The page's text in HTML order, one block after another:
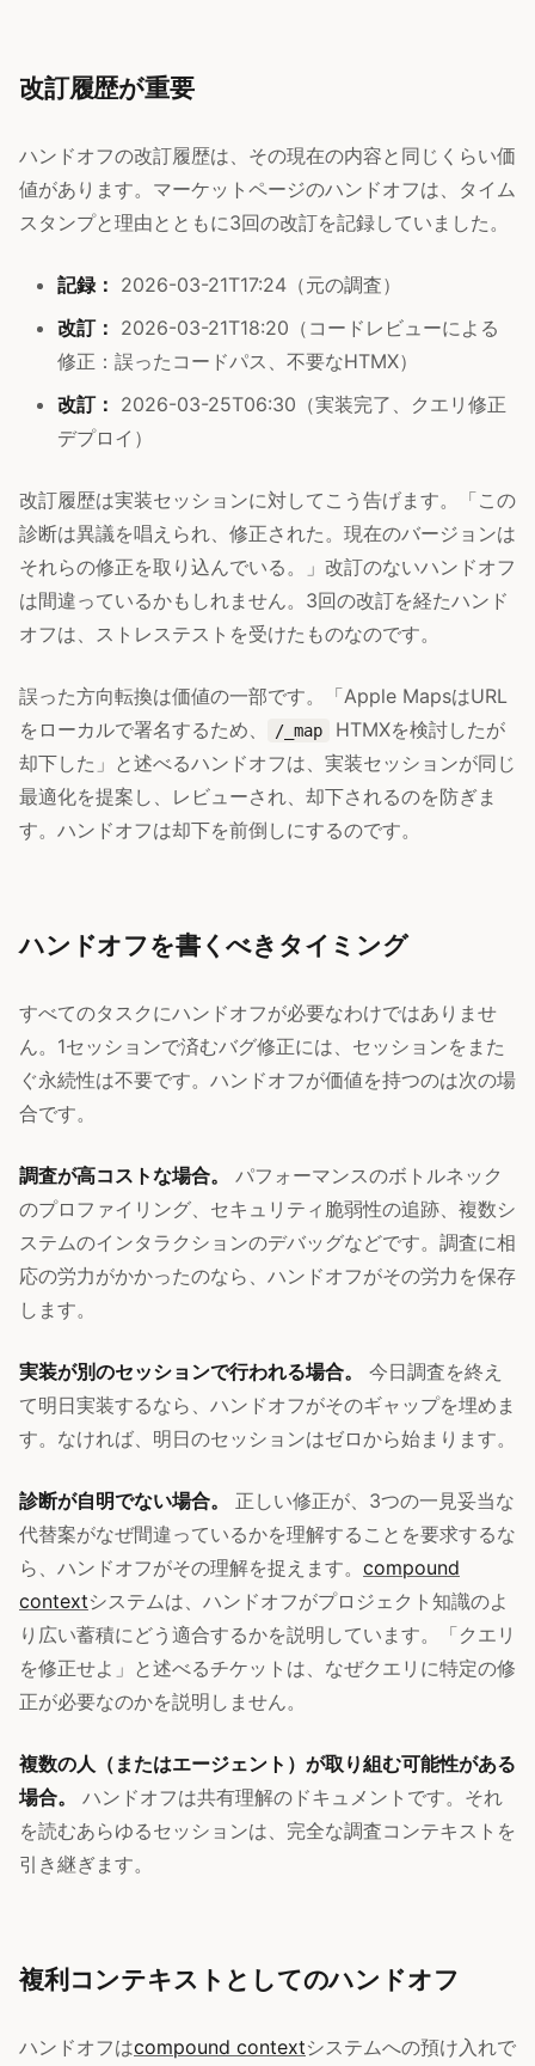
改訂履歴が重要
ハンドオフの改訂履歴は、その現在の内容と同じくらい価
値があります。マーケットページのハンドオフは、タイム
スタンプと理由とともに3回の改訂を記録していました。
記録： 2026-03-21T17:24（元の調査）
改訂： 2026-03-21T18:20（コードレビューによる
修正：誤ったコードパス、不要なHTMX）
改訂： 2026-03-25T06:30（実装完了、クエリ修正
デプロイ）
改訂履歴は実装セッションに対してこう告げます。「この
診断は異議を唱えられ、修正された。現在のバージョンは
それらの修正を取り込んでいる。」改訂のないハンドオフ
は間違っているかもしれません。3回の改訂を経たハンド
オフは、ストレステストを受けたものなのです。
誤った方向転換は価値の一部です。「Apple MapsはURL
をローカルで署名するため、
/_map
HTMXを検討したが
却下した」と述べるハンドオフは、実装セッションが同じ
最適化を提案し、レビューされ、却下されるのを防ぎま
す。ハンドオフは却下を前倒しにするのです。
ハンドオフを書くべきタイミング
すべてのタスクにハンドオフが必要なわけではありませ
ん。1セッションで済むバグ修正には、セッションをまた
ぐ永続性は不要です。ハンドオフが価値を持つのは次の場
合です。
調査が高コストな場合。
パフォーマンスのボトルネック
のプロファイリング、セキュリティ脆弱性の追跡、複数シ
ステムのインタラクションのデバッグなどです。調査に相
応の労力がかかったのなら、ハンドオフがその労力を保存
します。
実装が別のセッションで行われる場合。
今日調査を終え
て明日実装するなら、ハンドオフがそのギャップを埋めま
す。なければ、明日のセッションはゼロから始まります。
診断が自明でない場合。
正しい修正が、3つの一見妥当な
代替案がなぜ間違っているかを理解することを要求するな
ら、ハンドオフがその理解を捉えます。 compound
contextシステムは、ハンドオフがプロジェクト知識のよ
り広い蓄積にどう適合するかを説明しています。「クエリ
を修正せよ」と述べるチケットは、なぜクエリに特定の修
正が必要なのかを説明しません。
複数の人（またはエージェント）が取り組む可能性がある
場合。
ハンドオフは共有理解のドキュメントです。それ
を読むあらゆるセッションは、完全な調査コンテキストを
引き継ぎます。
複利コンテキストとしてのハンドオフ
ハンドオフはcompound contextシステムへの預け入れで